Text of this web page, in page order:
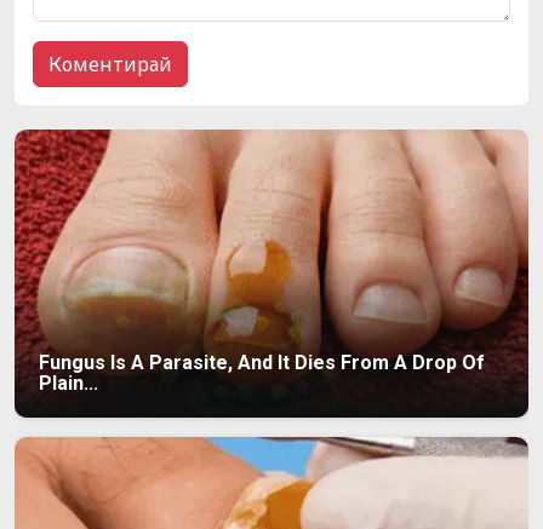
Fungus Is A Parasite, And It Dies From A Drop Of
Plain...